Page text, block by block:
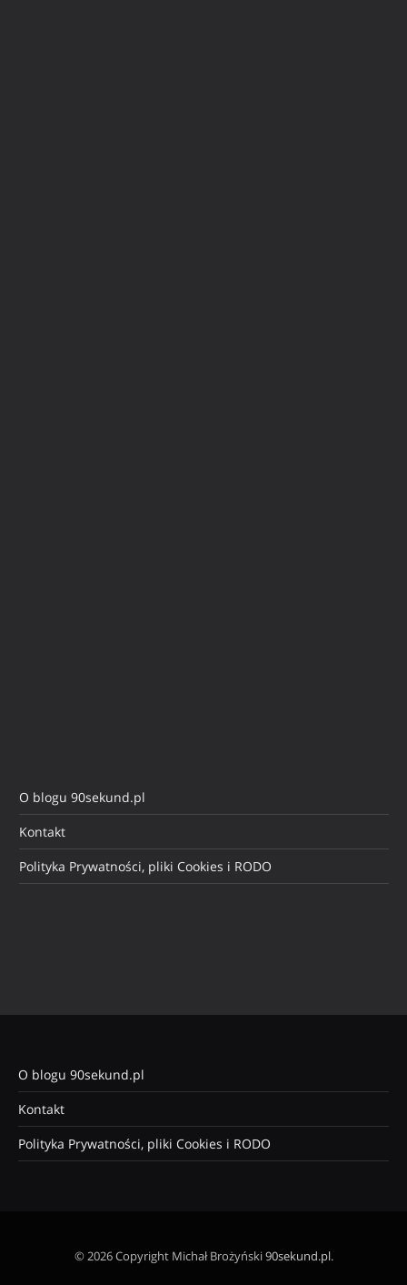
O blogu 90sekund.pl
Kontakt
Polityka Prywatności, pliki Cookies i RODO
O blogu 90sekund.pl
Kontakt
Polityka Prywatności, pliki Cookies i RODO
© 2026 Copyright Michał Brożyński90sekund.pl.